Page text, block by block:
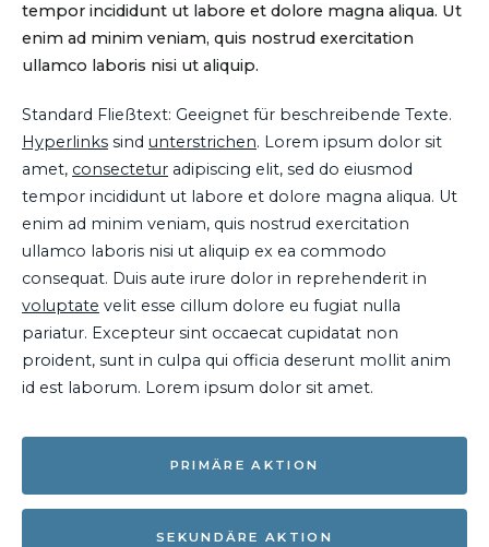
tempor incididunt ut labore et dolore magna aliqua. Ut
enim ad minim veniam, quis nostrud exercitation
ullamco laboris nisi ut aliquip.
Standard Fließtext: Geeignet für beschreibende Texte.
Hyperlinks sind unterstrichen. Lorem ipsum dolor sit
amet, consectetur adipiscing elit, sed do eiusmod
tempor incididunt ut labore et dolore magna aliqua. Ut
enim ad minim veniam, quis nostrud exercitation
ullamco laboris nisi ut aliquip ex ea commodo
consequat. Duis aute irure dolor in reprehenderit in
voluptate velit esse cillum dolore eu fugiat nulla
pariatur. Excepteur sint occaecat cupidatat non
proident, sunt in culpa qui officia deserunt mollit anim
id est laborum. Lorem ipsum dolor sit amet.
PRIMÄRE AKTION
SEKUNDÄRE AKTION